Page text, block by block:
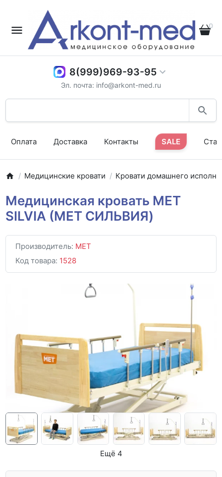
0
8(999)969-93-95
Эл. почта: info@arkont-med.ru
Оплата Доставка Контакты SALE
Медицинские кровати Кровати домашнего
Медицинская кровать MET
SILVIA (МЕТ СИЛЬВИЯ)
Производитель: MET
Код товара: 1528
Ещё 4